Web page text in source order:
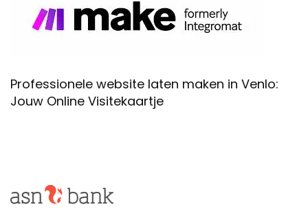
Professionele website laten maken in Venlo:
Jouw Online Visitekaartje